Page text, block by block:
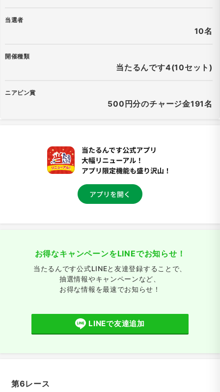
当選者
10名
開催種類
当たるんです4(10セット)
ニアピン賞
500円分のチャージ金191名
お得なキャンペーンをLINEでお知らせ！
当たるんです公式LINEと友達登録することで、
抽選情報やキャンペーンなど、
お得な情報を最速でお知らせ！
LINEで友達追加
第6レース